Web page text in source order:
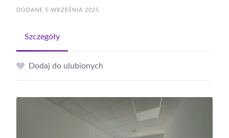
DODANE 5 WRZEŚNIA 2025
Szczegóły
Dodaj do ulubionych